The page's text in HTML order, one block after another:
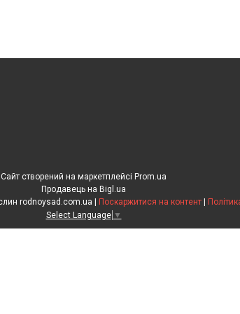
Сайт створений на маркетплейсі Prom.ua
Продавець на Bigl.ua
Поскаржитися на контент
Select Language ▼